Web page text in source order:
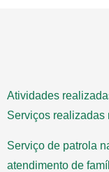
Atividades
Serviços realizadas
Serviço de patrola
atendimento de